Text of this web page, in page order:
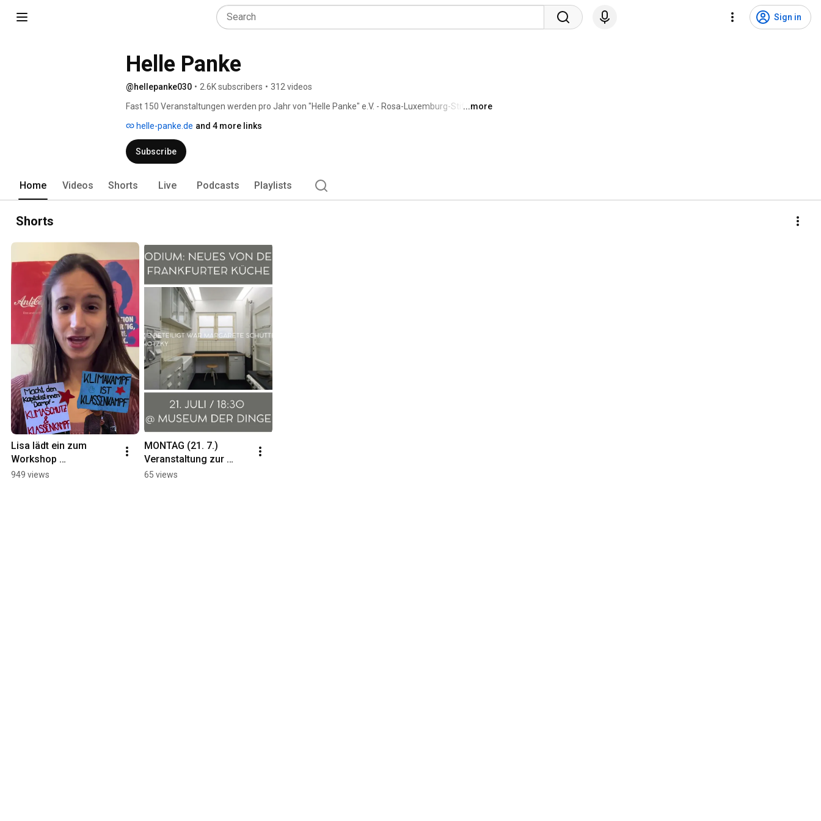
Sign in
Helle Panke
@hellepanke030 • 2.6K subscribers • 312 videos
Fast 150 Veranstaltungen werden pro Jahr von "Helle Panke" e.V. - Rosa-Luxemburg-Stiftung
3*3-Format. Linke politische Bildung für zu Hause kostet Geld, weshalb wir uns über Spenden
freuen - entweder über PayPal (s. unten) oder an die
...more
helle-panke.de and 4 more links
Subscribe
Home Videos Shorts Live Podcasts Playlists
Shorts
Lisa lädt ein zum
Workshop
"Kapitalismus und
949 views
MONTAG (21. 7.)
Veranstaltung zur
"Frankfurter Küche".
65 views